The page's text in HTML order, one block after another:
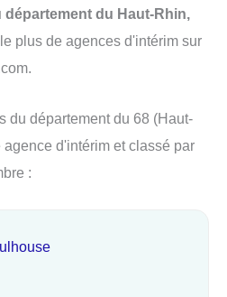
du Haut-Rhin,
plus de agences d'intérim sur
du département du 68 (Haut-
d'intérim et classé par
: